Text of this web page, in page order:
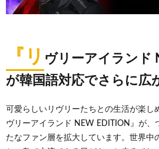
『リ ヴリーアイランド
が韓国語対応でさらに広
可愛らしいリヴリーたちとの生活が楽し
ヴリーアイランド NEW EDITION』が、
たなファン層を拡大しています。世界中